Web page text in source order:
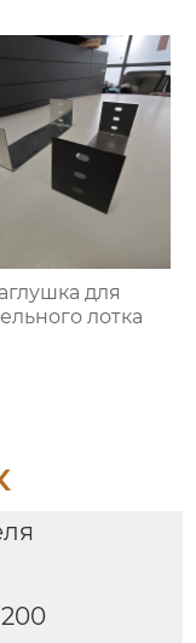
для
лотка